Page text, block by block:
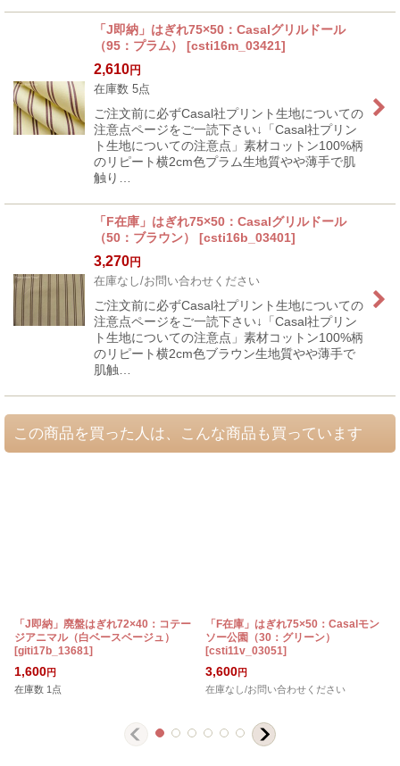
「J即納」はぎれ75×50：Casalグリルドール
（95：プラム）
[csti16m_03421]
2,610円
在庫数 5点
ご注文前に必ずCasal社プリント生地についての
注意点ページをご一読下さい↓「Casal社プリン
ト生地についての注意点」素材コットン100%柄
のリピート横2cm色プラム生地質やや薄手で肌
触り…
「F在庫」はぎれ75×50：Casalグリルドール
（50：ブラウン）
[csti16b_03401]
3,270円
在庫なし/お問い合わせください
ご注文前に必ずCasal社プリント生地についての
注意点ページをご一読下さい↓「Casal社プリン
ト生地についての注意点」素材コットン100%柄
のリピート横2cm色ブラウン生地質やや薄手で
肌触…
この商品を買った人は、こんな商品も買っています
「J即納」廃盤はぎれ72×40：コテー
ジアニマル（白ベースベージュ）
[giti17b_13681]
1,600円
在庫数 1点
「F在庫」はぎれ75×50：Casalモン
ソー公園（30：グリーン）
[csti11v_03051]
3,600円
在庫なし/お問い合わせください